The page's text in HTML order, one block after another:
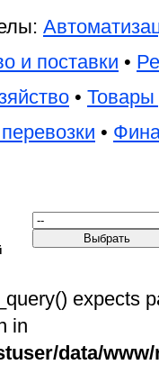
и поставки •
• Товары
•
expects
in
data/